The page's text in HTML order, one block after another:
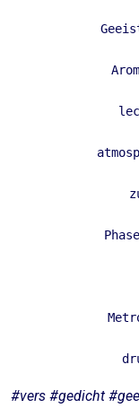
#vers #gedicht